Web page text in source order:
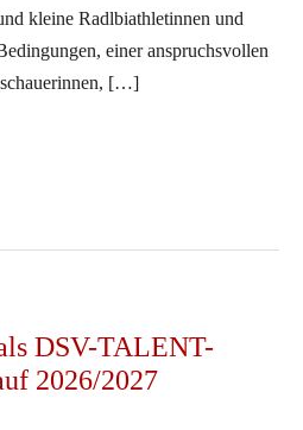
kleine Radlbiathletinnen und
einer anspruchsvollen
[…]
DSV-TALENT-
2026/2027